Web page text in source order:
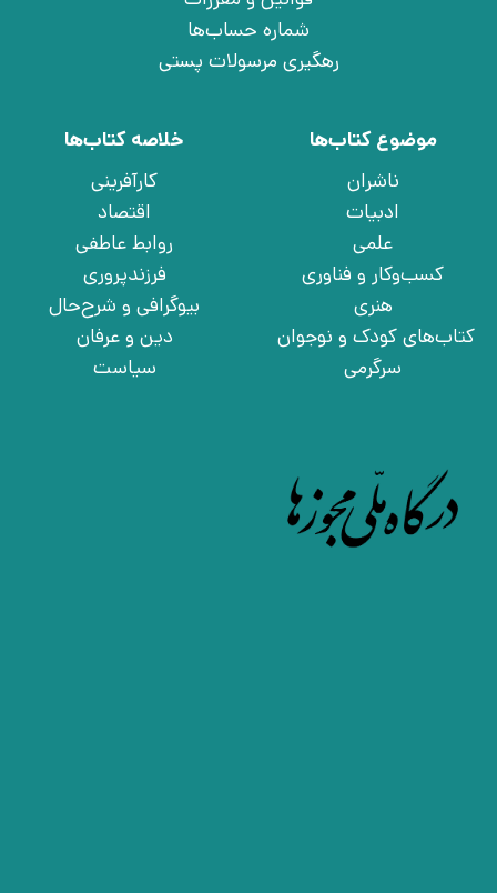
شماره حساب‌ها
رهگیری مرسولات پستی
موضوع کتاب‌ها
ناشران
ادبیات
علمی
کسب‌وکار و فناوری
هنری
کتاب‌های کودک و نوجوان
سرگرمی
خلاصه کتاب‌ها
کارآفرینی
اقتصاد
روابط عاطفی
فرزندپروری
بیوگرافی و شرح‌حال
دین و عرفان
سیاست